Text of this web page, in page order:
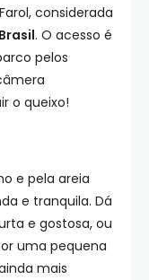
considerada
. O acesso é
pelos
o queixo!
e pela areia
e tranquila. Dá
e gostosa, ou
uma pequena
mais